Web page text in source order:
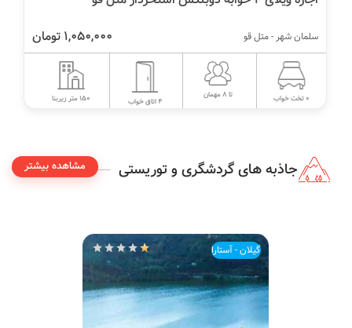
1,050,000 تومان سلمان شهر - متل قو
0 تخت خواب تا 8 مهمان
4 اتاق خواب 150 متر زیربنا
جاذبه های گردشگری و توریستی مشاهده بیشتر
گیلان - آستارا